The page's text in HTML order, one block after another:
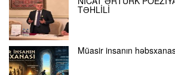
TƏHLİLİ
Müasir insanın